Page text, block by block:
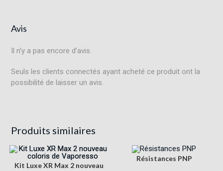
Avis
Il n’y a pas encore d’avis.
Seuls les clients connectés ayant acheté ce produit ont la
possibilité de laisser un avis.
Produits similaires
Kit Luxe XR Max 2 nouveau
Résistances PNP